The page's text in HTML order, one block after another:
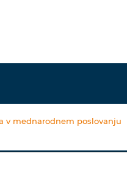
v mednarodnem poslovanju